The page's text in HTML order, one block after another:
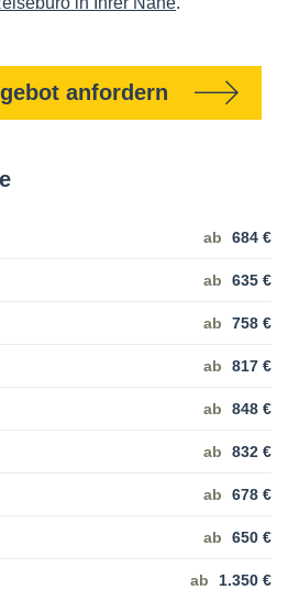
anfordern
ab 684 €
ab 635 €
ab 758 €
ab 817 €
ab 848 €
ab 832 €
ab 678 €
ab 650 €
ab 1.350 €